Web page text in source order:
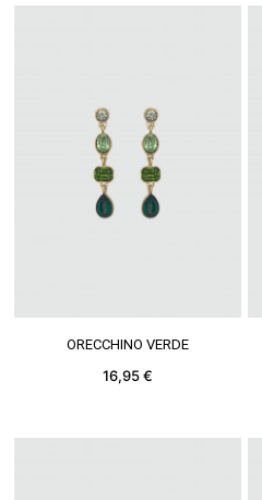
VEDERE DI PIÙ
ORECCHINO VERDE
16,95 €